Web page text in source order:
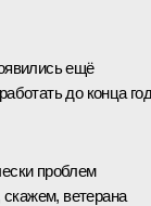
ещё
до конца
проблем
скажем, ветерана